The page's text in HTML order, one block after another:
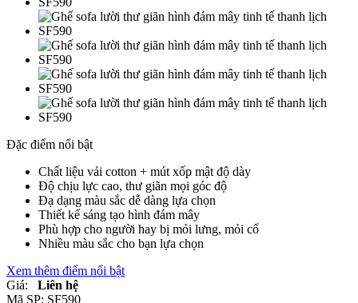
Đặc điểm nổi bật
Chất liệu vải cotton + mút xốp mật độ dày
Độ chịu lực cao, thư giãn mọi góc độ
Đạ dạng màu sắc dễ dàng lựa chọn
Thiết kế sáng tạo hình đám mây
Phù hợp cho người hay bị mỏi lưng, mỏi cổ
Nhiều màu sắc cho bạn lựa chọn
Xem thêm điểm nổi bật
Giá:
Liên hệ
Mã SP: SF590